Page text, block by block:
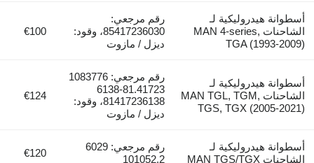
أسطوانة هيدروليكية لـ
الشاحنات MAN 4-series,
TGA (1993-2009)
رقم مرجعي:
85417236030، وقود:
ديزل / مازوت
€100
أسطوانة هيدروليكية لـ
الشاحنات MAN TGL, TGM,
TGS, TGX (2005-2021)
رقم مرجعي: 1083776
81.41723-6138
81417236138، وقود:
ديزل / مازوت
€124
أسطوانة هيدروليكية لـ
الشاحنات MAN TGS/TGX
رقم مرجعي: 6029
101052.2
€120